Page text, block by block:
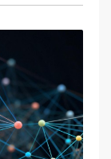
来评估大
型智能
论解释与
学研究。
其为科学
出AGI for
架的核心
旨在实